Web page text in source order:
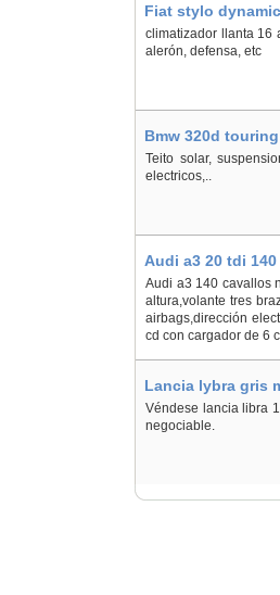
Fiat stylo
climatizador llanta 16
alerón, defensa, etc
Bmw 320d
Teito solar,
electricos,..
Audi a3 20 tdi
Audi a3 140 cavallos
altura,volante tres
airbags,dirección
cd con cargador de 6
Lancia lybra gris
Véndese lancia libra
negociable.